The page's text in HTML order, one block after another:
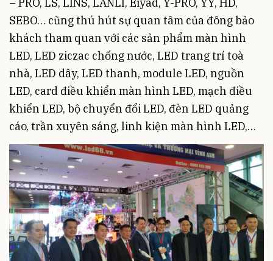
SEBO… cũng thú hút sự quan tâm của đông bảo
khách tham quan với các sản phẩm màn hình
LED, LED ziczac chống nước, LED trang trí toà
nhà, LED dây, LED thanh, module LED, nguồn
LED, card điều khiển màn hình LED, mạch điều
khiển LED, bộ chuyển đổi LED, đèn LED quảng
cáo, trần xuyên sáng, linh kiện màn hình LED,…